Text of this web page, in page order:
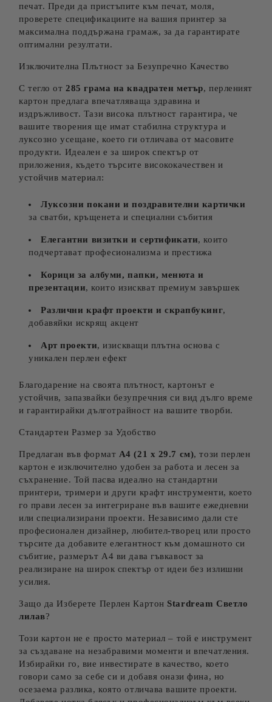
печат. Преди да пристъпите към печат, моля,
проверете спецификациите на вашия принтер за
максимална поддържана грамаж, за да гарантирате
оптимални резултати.
Изключителна Плътност за Безупречно Качество
С тегло от 285 грама на квадратен метър, перленият
картон предлага впечатляваща здравина и
издръжливост. Тази висока плътност гарантира, че
вашите творения ще имат стабилна структура и
луксозно усещане, което ги отличава от масовите
продукти. Идеален е за широк спектър от
приложения, където търсите висококачествен и
устойчив материал:
Луксозни покани и поздравителни картички
за сватби, кръщенета и специални събития
Елегантни визитки и сертификати, които
подчертават професионализма и престижа
Корици за албуми, папки, менюта и
презентации, които изискват премиум завършек
Различни крафт проекти и скрапбукинг,
добавяйки искрящ акцент
Арт проекти, изискващи плътна основа с
уникален перлен ефект
Благодарение на своята плътност, картонът е
устойчив, запазвайки безупречния си вид дълго време
и гарантирайки дълготрайност на вашите творби.
Стандартен Размер за Удобство
Предлаган във формат A4 (21 x 29.7 см), този перлен
картон е изключително удобен за работа и лесен за
съхранение. Той пасва идеално на стандартни
принтери, тримери и други крафт инструменти, което
го прави лесен за интегриране във вашите ежедневни
или специализирани проекти. Независимо дали сте
професионален дизайнер, любител-творец или просто
търсите да добавите елегантност към домашното си
събитие, размерът А4 ви дава гъвкавост за
реализиране на широк спектър от идеи без излишни
усилия.
Защо да Изберете Перлен Картон Stardream Светло
лилав?
Този картон не е просто материал – той е инструмент
за създаване на незабравими моменти и впечатления.
Избирайки го, вие инвестирате в качество, което
говори само за себе си и добавя онази фина, но
осезаема разлика, която отличава вашите проекти.